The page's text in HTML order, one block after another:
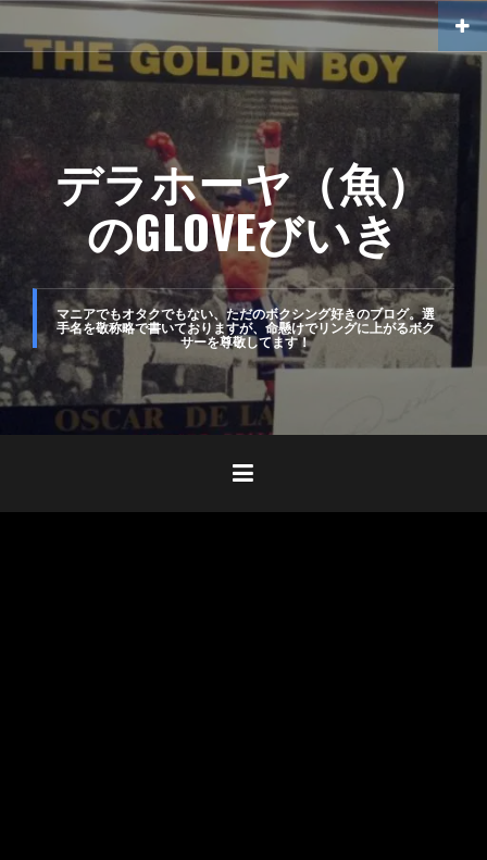
ン
ン
キ
プ
デラホーヤ（魚）
のGLOVEびいき
マニアでもオタクでもない、ただのボクシング好きのブログ。選
手名を敬称略で書いておりますが、命懸けでリングに上がるボク
サーを尊敬してます！